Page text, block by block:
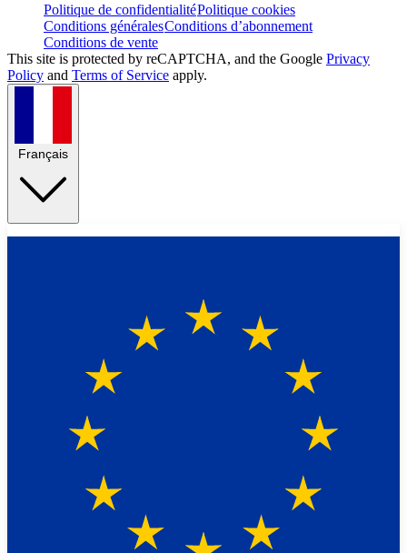
Politique de confidentialitéPolitique cookies
Conditions généralesConditions d’abonnement
Conditions de vente
This site is protected by reCAPTCHA, and the Google Privacy
Policy and Terms of Service apply.
Français